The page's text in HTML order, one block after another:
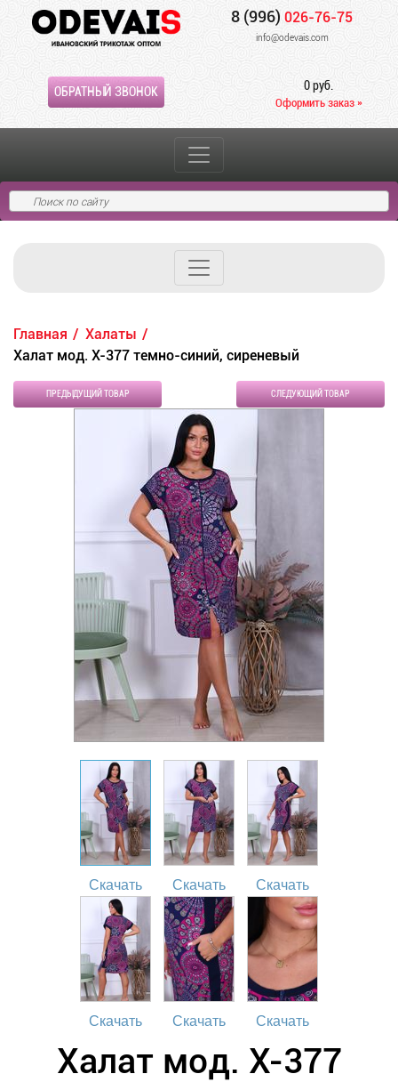
8 (996) 026-76-75
info@odevais.com
ОБРАТНЫЙ ЗВОНОК 0 руб.
Оформить заказ »
Главная
Халаты
Халат мод. Х-377 темно-синий, сиреневый
ПРЕДЫДУЩИЙ ТОВАР СЛЕДУЮЩИЙ ТОВАР
Скачать Скачать Скачать
Скачать Скачать Скачать
Халат мод. Х-377